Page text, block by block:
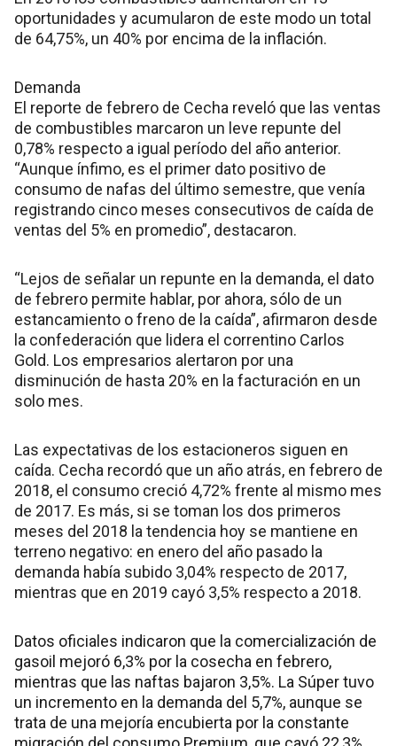
oportunidades y acumularon de este modo un total
de 64,75%, un 40% por encima de la inflación.
Demanda
El reporte de febrero de Cecha reveló que las ventas
de combustibles marcaron un leve repunte del
0,78% respecto a igual período del año anterior.
“Aunque ínfimo, es el primer dato positivo de
consumo de nafas del último semestre, que venía
registrando cinco meses consecutivos de caída de
ventas del 5% en promedio”, destacaron.
“Lejos de señalar un repunte en la demanda, el dato
de febrero permite hablar, por ahora, sólo de un
estancamiento o freno de la caída”, afirmaron desde
la confederación que lidera el correntino Carlos
Gold. Los empresarios alertaron por una
disminución de hasta 20% en la facturación en un
solo mes.
Las expectativas de los estacioneros siguen en
caída. Cecha recordó que un año atrás, en febrero de
2018, el consumo creció 4,72% frente al mismo mes
de 2017. Es más, si se toman los dos primeros
meses del 2018 la tendencia hoy se mantiene en
terreno negativo: en enero del año pasado la
demanda había subido 3,04% respecto de 2017,
mientras que en 2019 cayó 3,5% respecto a 2018.
Datos oficiales indicaron que la comercialización de
gasoil mejoró 6,3% por la cosecha en febrero,
mientras que las naftas bajaron 3,5%. La Súper tuvo
un incremento en la demanda del 5,7%, aunque se
trata de una mejoría encubierta por la constante